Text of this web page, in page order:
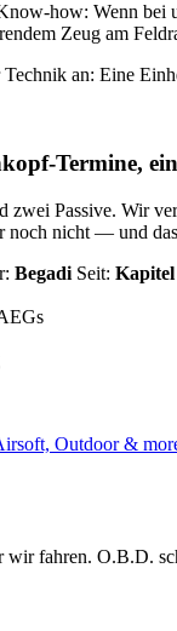
how: Wenn bei
Zeug am
an: Eine
Termine,
Passive. Wir
noch nicht — und
Begadi Seit: Kapitel
wir fahren. O.B.D.